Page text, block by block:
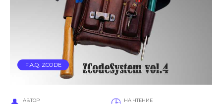
F.A.Q. ZCODE
АВТОР НА ЧТЕНИЕ